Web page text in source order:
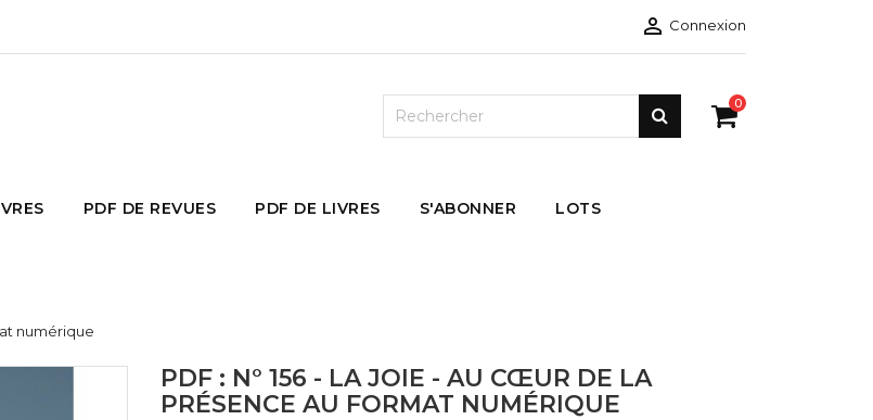
 Connexion
0
PDF DE REVUES PDF DE LIVRES S'ABONNER LOTS
numérique
PDF : N° 156 - LA JOIE - AU CŒUR DE LA
PRÉSENCE AU FORMAT NUMÉRIQUE